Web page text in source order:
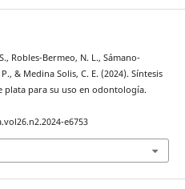
Robles-Bermeo, N. L., Sámano-
& Medina Solis, C. E. (2024). Síntesis
plata para su uso en odontología.
e6753